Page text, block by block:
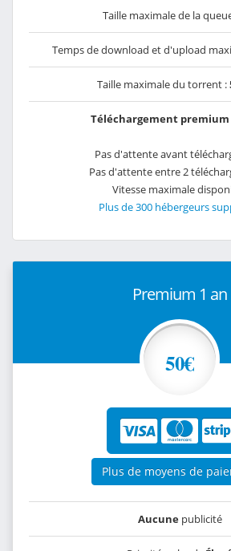
Taille maximale de la
Temps de download et d'upload
Taille maximale du torrent :
Téléchargement
Pas d'attente avant
Pas d'attente entre 2
Vitesse maximale
Plus de 300 hébergeurs
Premium 1 an
50€
Plus de moyens de
Aucunepublicité